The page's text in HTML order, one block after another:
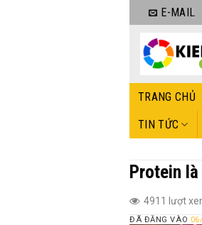
qua
dung
E-MAIL
TRANG CHỦ
TIN TỨC
Protein
4911 lượt
ĐÃ ĐĂNG VÀO